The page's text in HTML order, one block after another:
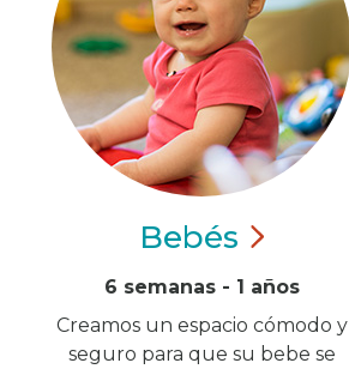
Bebés
6 semanas - 1 años
Creamos un espacio cómodo y
seguro para que su bebe se